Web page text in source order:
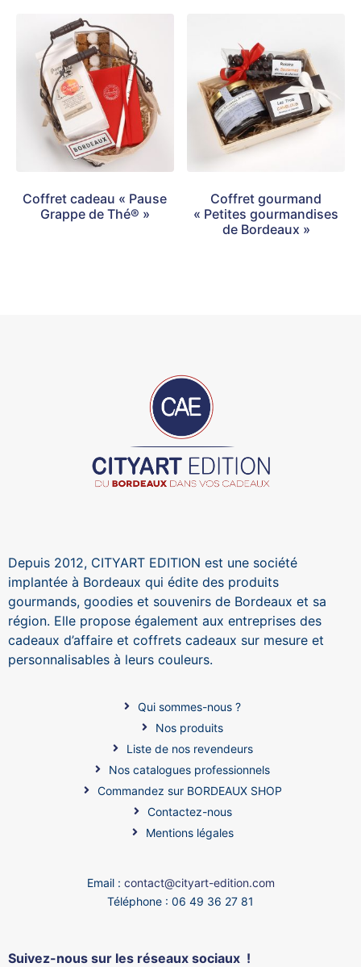
Coffret cadeau « Pause
Grappe de Thé® »
Coffret gourmand
« Petites gourmandises
de Bordeaux »
Depuis 2012, CITYART EDITION est une société
implantée à Bordeaux qui édite des produits
gourmands, goodies et souvenirs de Bordeaux et sa
région. Elle propose également aux entreprises des
cadeaux d’affaire et coffrets cadeaux sur mesure et
personnalisables à leurs couleurs.
Qui sommes-nous ?
Nos produits
Liste de nos revendeurs
Nos catalogues professionnels
Commandez sur BORDEAUX SHOP
Contactez-nous
Mentions légales
Email : contact@cityart-edition.com
Téléphone : 06 49 36 27 81
Suivez-nous sur les réseaux sociaux !